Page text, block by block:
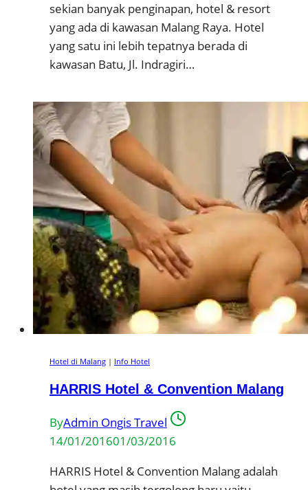
sekian banyak penginapan, hotel & resort
yang ada di kawasan Malang Raya. Hotel
yang satu ini lebih tepatnya berada di
kawasan Batu, Jl. Indragiri…
Hotel di Malang | Info Hotel
HARRIS Hotel & Convention Malang
ByAdmin Ongis Travel
14/01/201601/03/2016
HARRIS Hotel & Convention Malang adalah